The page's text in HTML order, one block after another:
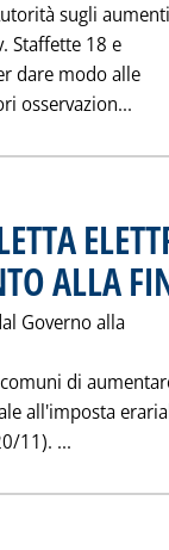
sugli aumenti
Staffette 18 e
dare modo alle
osservazion...
ALLA
Governo alla
di
all'imposta
11). ... Leggi